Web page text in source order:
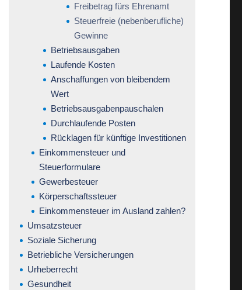
Freibetrag fürs Ehrenamt
Steuerfreie (nebenberufliche)
Gewinne
Betriebsausgaben
Laufende Kosten
Anschaffungen von bleibendem
Wert
Betriebsausgabenpauschalen
Durchlaufende Posten
Rücklagen für künftige Investitionen
Einkommensteuer und
Steuerformulare
Gewerbesteuer
Körperschaftssteuer
Einkommensteuer im Ausland zahlen?
Umsatzsteuer
Soziale Sicherung
Betriebliche Versicherungen
Urheberrecht
Gesundheit